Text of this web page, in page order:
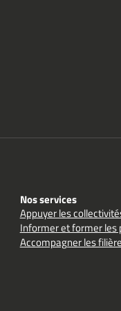
Nos services
Appuyer les
Informer et former les
Accompagner les